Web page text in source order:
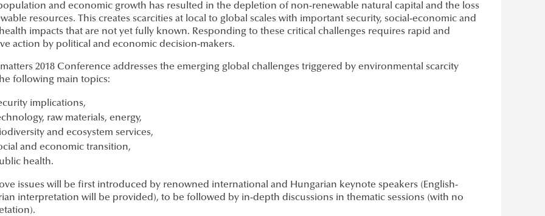
and economic growth has resulted in the depletion of non-renewable natural capital and the loss
resources. This creates scarcities at local to global scales with important security, social-economic and
impacts that are not yet fully known. Responding to these critical challenges requires rapid and
action by political and economic decision-makers.
2018 Conference addresses the emerging global challenges triggered by environmental scarcity
following main topics:
implications,
raw materials, energy,
and ecosystem services,
and economic transition,
health.
issues will be first introduced by renowned international and Hungarian keynote speakers (English-
interpretation will be provided), to be followed by in-depth discussions in thematic sessions (with no